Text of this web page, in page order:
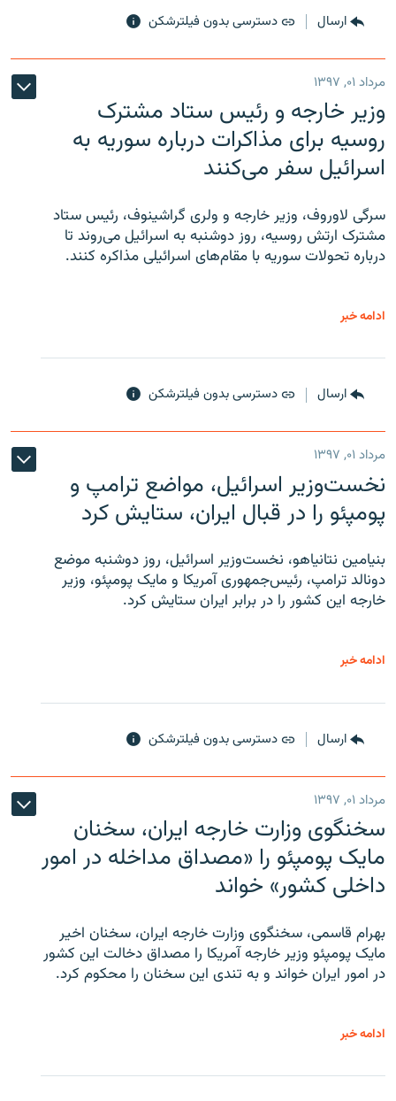
ارسال دسترسی بدون فیلترشکن
مرداد ۰۱, ۱۳۹۷
وزیر خارجه و رئیس‌ ستاد مشترک
روسیه برای مذاکرات درباره سوریه به
اسرائیل سفر می‌کنند
سرگی لاوروف، وزیر خارجه و ولری گراشینوف، رئیس ستاد
مشترک ارتش روسیه، روز دوشنبه به اسرائیل می‌روند تا
درباره تحولات سوریه با مقام‌های اسرائیلی مذاکره کنند.
ادامه خبر
ارسال دسترسی بدون فیلترشکن
مرداد ۰۱, ۱۳۹۷
نخست‌وزیر اسرائیل، مواضع ترامپ و
پومپئو را در قبال ایران، ستایش کرد
بنیامین نتانیاهو، نخست‌وزیر اسرائیل، روز دوشنبه موضع
دونالد ترامپ، رئیس‌جمهوری آمریکا و مایک پومپئو، وزیر
خارجه این کشور را در برابر ایران ستایش کرد.
ادامه خبر
ارسال دسترسی بدون فیلترشکن
مرداد ۰۱, ۱۳۹۷
سخنگوی وزارت خارجه ایران، سخنان
مایک پومپئو را «مصداق مداخله در امور
داخلی کشور» خواند
بهرام قاسمی، سخنگوی وزارت خارجه ایران، سخنان اخیر
مایک پومپئو وزیر خارجه آمریکا را مصداق دخالت این کشور
در امور ایران خواند و به تندی این سخنان را محکوم کرد.
ادامه خبر